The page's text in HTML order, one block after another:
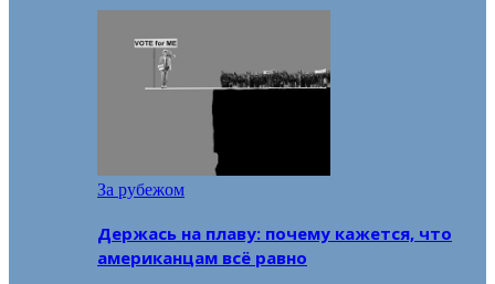
За рубежом
Держась на плаву: почему кажется, что
американцам всё равно